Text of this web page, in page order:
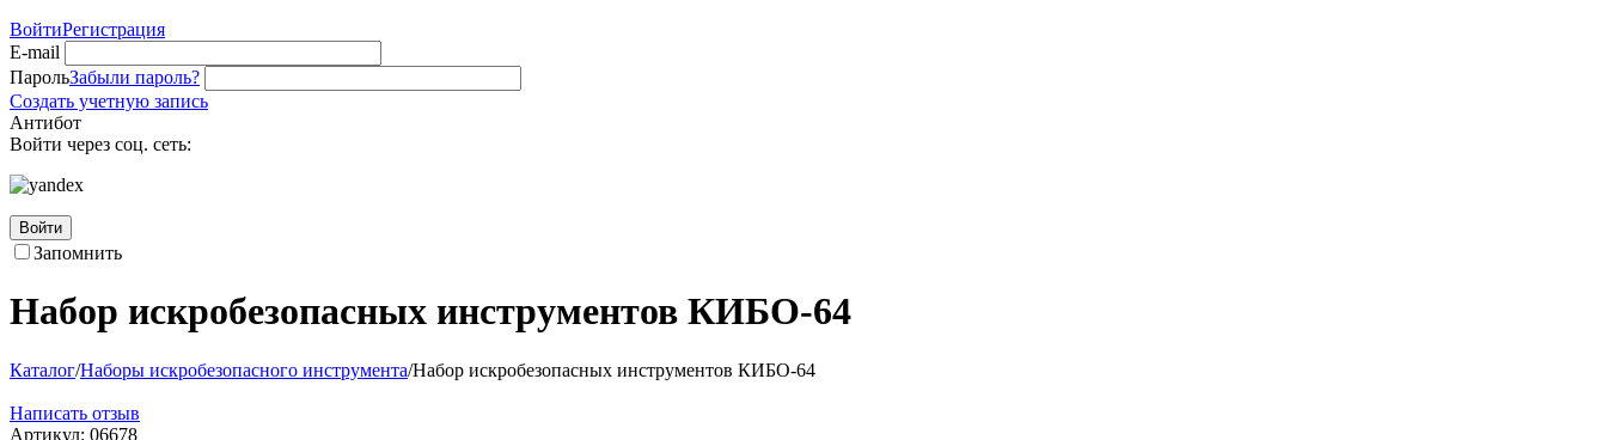
ВойтиРегистрация
E-mail
ПарольЗабыли пароль?
Создать учетную запись
Антибот
Войти через соц. сеть:
Войти
Запомнить
Набор искробезопасных инструментов КИБО-64
Каталог/Наборы искробезопасного инструмента/Набор искробезопасных инструментов КИБО-64
Написать отзыв
Артикул: 06678